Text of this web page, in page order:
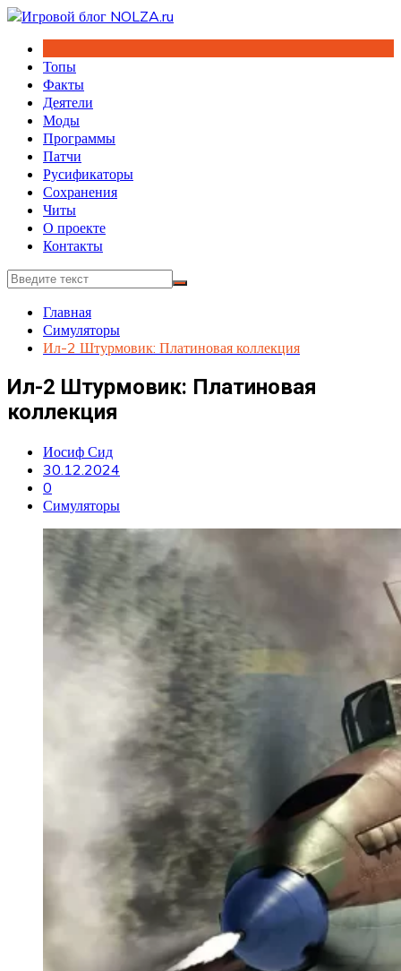
Перейти
содержимому
Топы
Факты
Деятели
Моды
Программы
Патчи
Русификаторы
Сохранения
Читы
О проекте
Контакты
Главная
Симуляторы
Ил-2 Штурмовик: Платиновая коллекция
Ил-2 Штурмовик: Платиновая
коллекция
Иосиф Сид
30.12.2024
0
Симуляторы